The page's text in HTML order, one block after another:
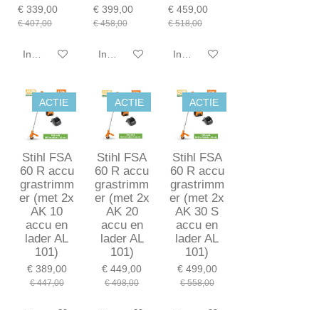
€ 339,00
€ 407,00
In winkelwagen
€ 399,00
€ 458,00
In winkelwagen
€ 459,00
€ 518,00
In winkelwagen
ACTIE
Stihl FSA
60 R accu
grastrimm
er (met 2x
AK 10
accu en
lader AL
101)
€ 389,00
€ 447,00
ACTIE
Stihl FSA
60 R accu
grastrimm
er (met 2x
AK 20
accu en
lader AL
101)
€ 449,00
€ 498,00
ACTIE
Stihl FSA
60 R accu
grastrimm
er (met 2x
AK 30 S
accu en
lader AL
101)
€ 499,00
€ 558,00